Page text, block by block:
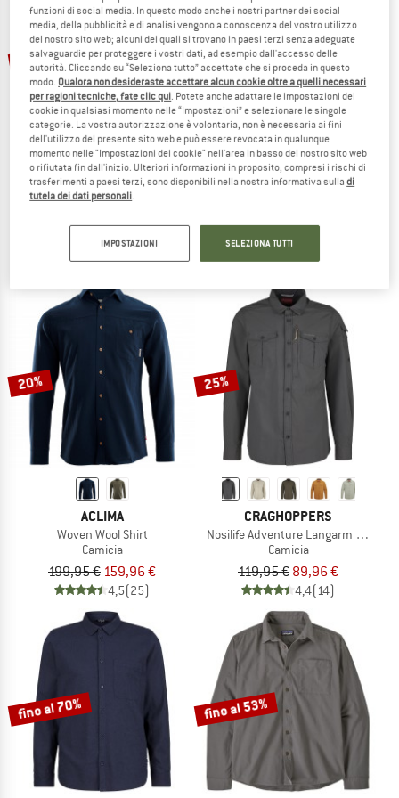
TO THE SALE
fino al 65%
STOIC
Camicia
da 27,98 €
4,8(6)
22%
PATAGONIA
Camicia
84,95 €66,26 €
5,0(10)
20%
ACLIMA
Woven Wool Shirt
Camicia
199,95 € 159,96 €
4,5(25)
25%
CRAGHOPPERS
Nosilife Adventure Langarm Hemd
Camicia
119,95 € 89,96 €
4,4(14)
fino al 70% fino al 53%
funzioni di social media. In questo modo anche i nostri partner dei social
media, della pubblicità e di analisi vengono a conoscenza del vostro utilizzo
del nostro sito web; alcuni dei quali si trovano in paesi terzi senza adeguate
salvaguardie per proteggere i vostri dati, ad esempio dall'accesso delle
autorità. Cliccando su “Seleziona tutto” accettate che si proceda in questo
modo. Qualora non desideraste accettare alcun cookie oltre a quelli necessari
per ragioni tecniche, fate clic qui. Potete anche adattare le impostazioni dei
cookie in qualsiasi momento nelle “Impostazioni” e selezionare le singole
categorie. La vostra autorizzazione è volontaria, non è necessaria ai fini
dell'utilizzo del presente sito web e può essere revocata in qualunque
momento nelle "Impostazioni dei cookie" nell'area in basso del nostro sito web
o rifiutata fin dall'inizio. Ulteriori informazioni in proposito, compresi i rischi di
trasferimenti a paesi terzi, sono disponibili nella nostra informativa sulladi
tutela dei dati personali.
IMPOSTAZIONI SELEZIONA TUTTI